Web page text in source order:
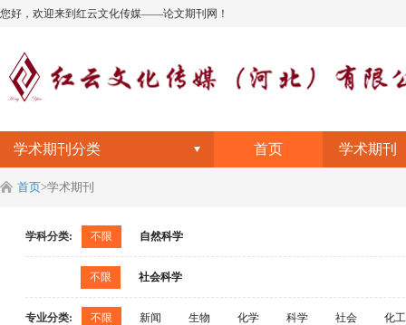
您好，欢迎来到红云文化传媒——论文期刊网！
学术期刊分类 首页 学术期刊
首页>学术期刊
学科分类: 不限 自然科学
内分泌
皮肤病与性病 感染及传染病 军
不限 社会科学
专业分类: 不限 新闻 生物 化学 科学 社会 化工